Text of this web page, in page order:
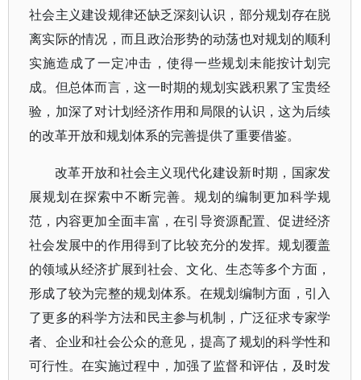
社会主义建设规律还缺乏深刻认识，部分规划存在脱
离实际的情况，而且政治形势的动荡也对规划的顺利
实施造成了一定冲击，使得一些规划未能按计划完
成。但总体而言，这一时期的规划实践积累了宝贵经
验，加深了对计划经济作用和局限的认识，这为后续
的改革开放和规划体系的完善提供了重要借鉴。
改革开放和社会主义现代化建设新时期，国家发
展规划在探索中不断完善。规划的编制更加科学规
范，内容更加全面丰富，在引导资源配置、促进经济
社会发展中的作用得到了比较充分的发挥。规划覆盖
的领域从经济扩展到社会、文化、生态等多个方面，
形成了较为完整的规划体系。在规划编制方面，引入
了更多的科学方法和民主参与机制，广泛征求专家学
者、企业和社会公众的意见，提高了规划的科学性和
可行性。在实施过程中，加强了监督和评估，及时发